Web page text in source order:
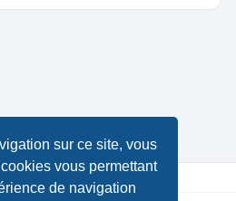
sur ce site, vous
vous permettant
de navigation